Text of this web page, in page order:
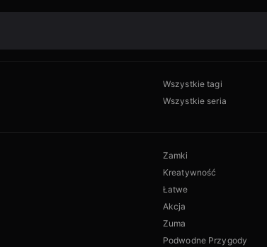
Wszystkie tagi
Wszystkie seria
Zamki
Kreatywność
Łatwe
Akcja
Zuma
Podwodne Przygody